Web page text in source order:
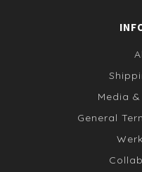
Media
General